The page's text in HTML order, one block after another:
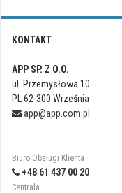
KONTAKT
APP SP. Z O.O.
ul. Przemysłowa 10
PL 62-300 Września
app@app.com.pl
Biuro Obsługi Klienta
+48 61 437 00 20
Centrala